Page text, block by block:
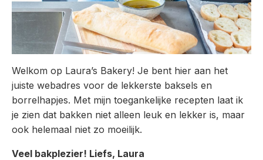
Welkom op Laura’s Bakery! Je bent hier aan het
juiste webadres voor de lekkerste baksels en
borrelhapjes. Met mijn toegankelijke recepten laat ik
je zien dat bakken niet alleen leuk en lekker is, maar
ook helemaal niet zo moeilijk.
Veel bakplezier! Liefs, Laura